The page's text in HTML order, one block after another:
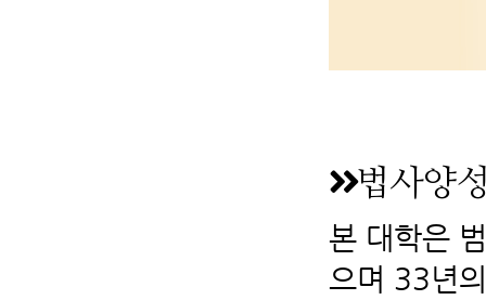
법사양
본 대학은
으며 33년